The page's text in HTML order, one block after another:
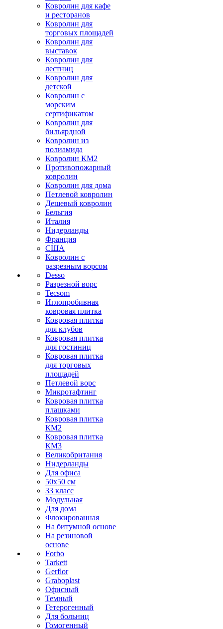
Ковролин для кафе
и ресторанов
Ковролин для
торговых площадей
Ковролин для
выставок
Ковролин для
лестниц
Ковролин для
детской
Ковролин с
морским
сертификатом
Ковролин для
бильярдной
Ковролин из
полиамида
Ковролин КМ2
Противопожарный
ковролин
Ковролин для дома
Петлевой ковролин
Дешевый ковролин
Бельгия
Италия
Нидерланды
Франция
США
Ковролин с
разрезным ворсом
Desso
Разрезной ворс
Tecsom
Иглопробивная
ковровая плитка
Ковровая плитка
для клубов
Ковровая плитка
для гостиниц
Ковровая плитка
для торговых
площадей
Петлевой ворс
Микротафтинг
Ковровая плитка
плашками
Ковровая плитка
КМ2
Ковровая плитка
КМ3
Великобритания
Нидерланды
Для офиса
50х50 см
33 класс
Модульная
Для дома
Флокированная
На битумной основе
На резиновой
основе
Forbo
Tarkett
Gerflor
Graboplast
Офисный
Темный
Гетерогенный
Для больниц
Гомогенный